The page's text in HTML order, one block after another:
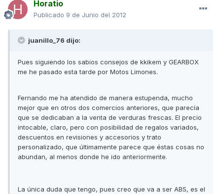
Horatio
Publicado 9 de Junio del 2012
juanillo_76 dijo:
Pues siguiendo los sabios consejos de kkikem y GEARBOX
me he pasado esta tarde por Motos Limones.
Fernando me ha atendido de manera estupenda, mucho
mejor que en otros dos comercios anteriores, que parecía
que se dedicaban a la venta de verduras frescas. El precio
intocable, claro, pero con posibilidad de regalos variados,
descuentos en revisiones y accesorios y trato
personalizado, que últimamente parece que éstas cosas no
abundan, al menos donde he ido anteriormente.
La única duda que tengo, pues creo que va a ser ABS, es el